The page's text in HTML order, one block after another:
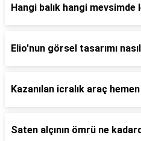
Hangi balık hangi
Elio'nun görsel tasarımı
Kazanılan icralık araç hemen
Saten alçının ömrü ne